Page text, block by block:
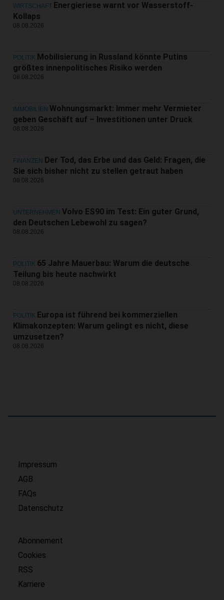
WIRTSCHAFT Energieriese warnt vor Wasserstoff-
Kollaps
08.08.2026
POLITIK Mobilisierung in Russland könnte Putins
größtes innenpolitisches Risiko werden
08.08.2026
IMMOBILIEN Wohnungsmarkt: Immer mehr Vermieter
geben Geschäft auf – Investitionen unter Druck
08.08.2026
FINANZEN
Der Tod, das Erbe und das Geld: Fragen, die
Sie sich bisher nicht zu stellen getraut haben
08.08.2026
UNTERNEHMEN Volvo ES90 im Test: Ein guter Grund,
den Deutschen Lebewohl zu sagen?
08.08.2026
POLITIK 65 Jahre Mauerbau: Warum die deutsche
Teilung bis heute nachwirkt
08.08.2026
POLITIK Europa ist führend bei kommerziellen
Klimakonzepten: Warum gelingt es nicht, diese
umzusetzen?
08.08.2026
Impressum
AGB
FAQs
Datenschutz
Abonnement
Cookies
RSS
Karriere